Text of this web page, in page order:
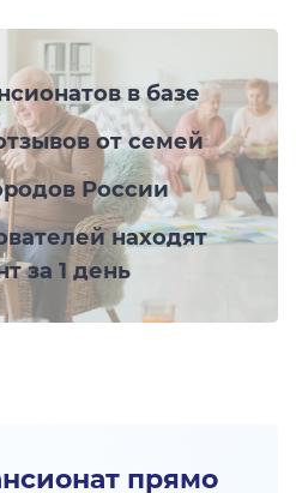
в базе
от семей
России
находят
за 1 день
прямо